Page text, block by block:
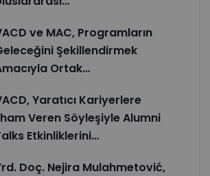
ve MAC, Programların
Şekillendirmek
Ortak…
Yaratıcı Kariyerlere
Veren Söyleşiyle Alumni
Etkinliklerini…
Doç. Nejira Mulahmetović,